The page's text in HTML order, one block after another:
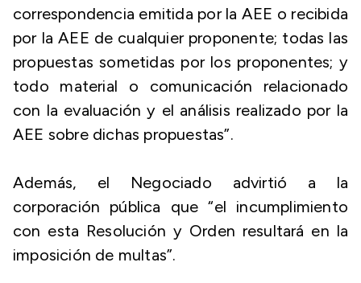
correspondencia emitida por la AEE o recibida
por la AEE de cualquier proponente; todas las
propuestas sometidas por los proponentes; y
todo material o comunicación relacionado
con la evaluación y el análisis realizado por la
AEE sobre dichas propuestas”.
Además, el Negociado advirtió a la
corporación pública que “el incumplimiento
con esta Resolución y Orden resultará en la
imposición de multas”.